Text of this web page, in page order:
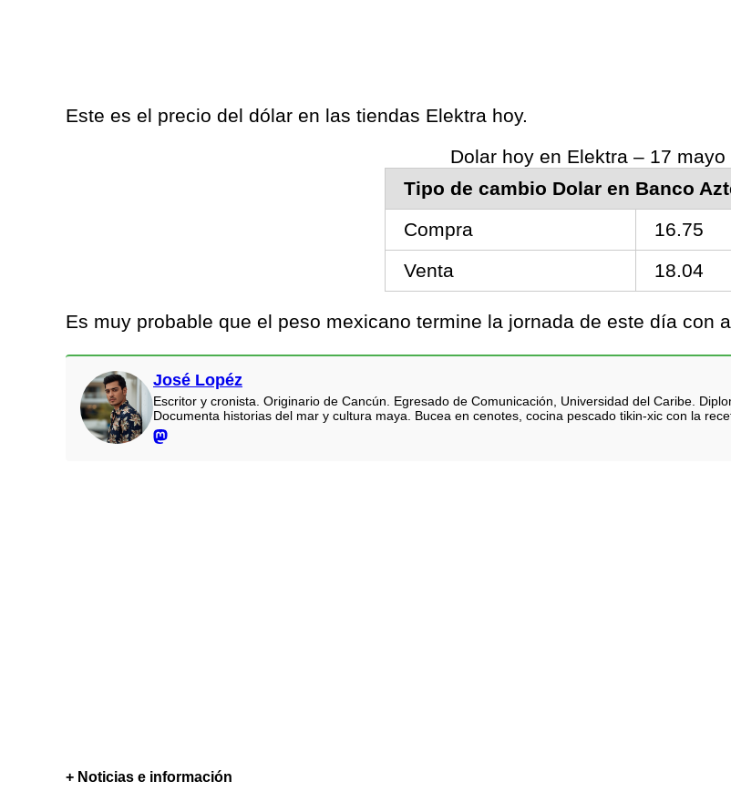
Este es el precio del dólar en las tiendas Elektra hoy.
Dolar hoy en Elektra – 17 mayo
Tipo de cambio Dolar en Banco
Compra
16.75
Venta
18.04
Es muy probable que el peso mexicano termine la jornada de este día con
José Lopéz
Escritor y cronista. Originario de Cancún. Egresado de Comunicación, Universidad del Caribe.
Documenta historias del mar y cultura maya. Bucea en cenotes, cocina pescado tikin-xic con la
+ Noticias e información